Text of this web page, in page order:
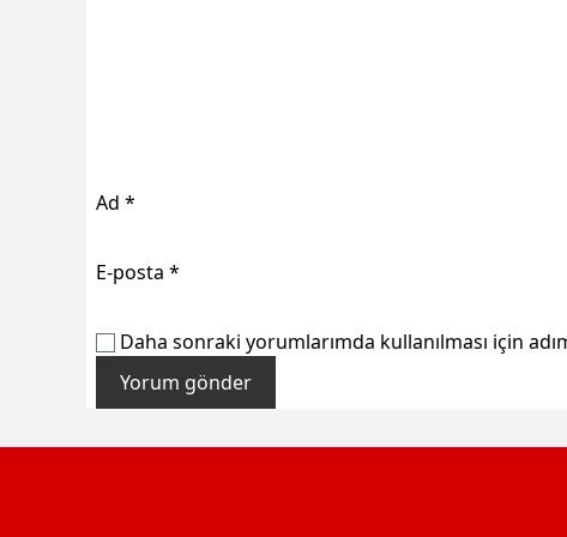
Ad *
E-posta *
Daha sonraki yorumlarımda kullanılması için